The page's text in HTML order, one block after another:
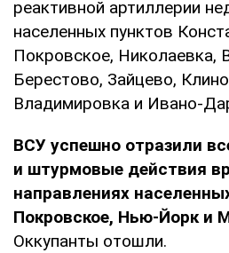
реактивной артиллерии
населенных пунктов
Покровское, Николаевка,
Берестово, Зайцево,
Владимировка и Ивано-
ВСУ успешно отразили
и штурмовые действия
направлениях
Покровское, Нью-Йорк и
Оккупанты отошли.